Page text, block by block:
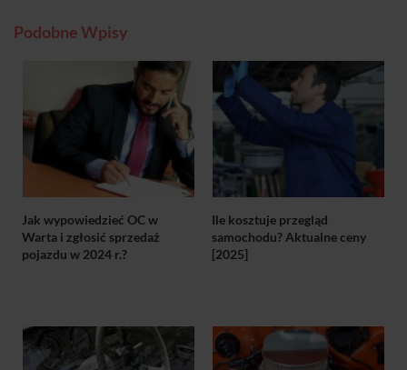
Podobne Wpisy
Jak wypowiedzieć OC w
Warta i zgłosić sprzedaż
pojazdu w 2024 r.?
Ile kosztuje przegląd
samochodu? Aktualne ceny
[2025]